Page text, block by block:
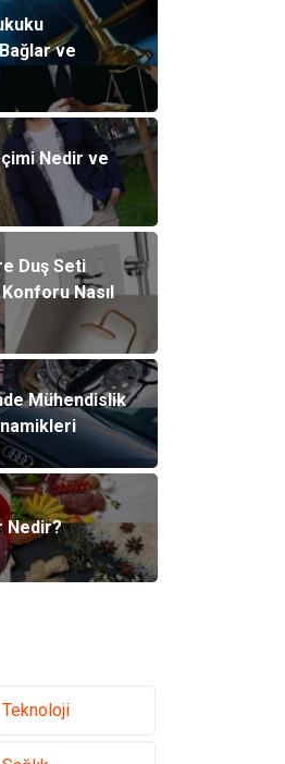
ve
Nedir ve
Duş Seti
Nasıl
Mühendislik
Nedir?
Teknoloji